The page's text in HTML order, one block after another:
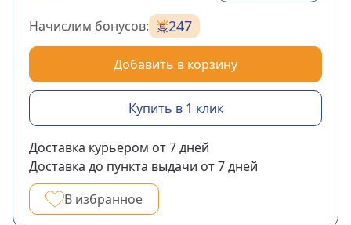
Начислим бонусов: 247
Добавить в корзину
Купить в 1 клик
Доставка курьером от 7дней
Доставка до пункта выдачи от 7дней
В избранное